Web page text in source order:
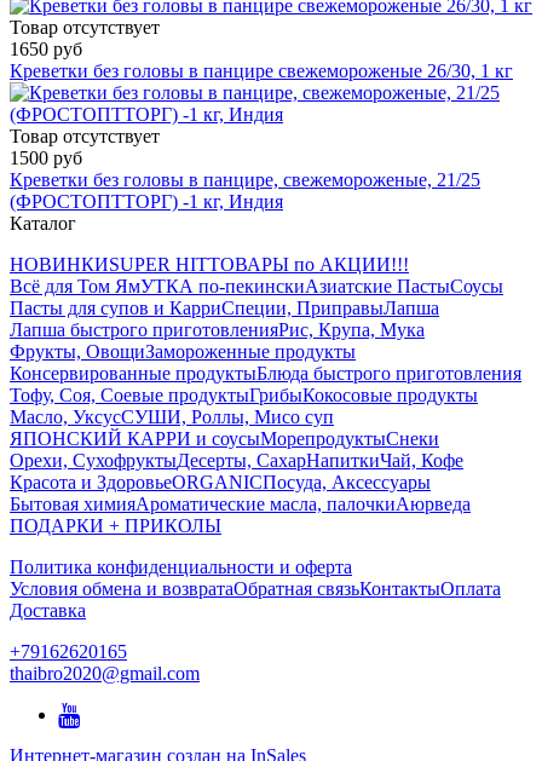
Товар отсутствует
1650 руб
Креветки без головы в панцире свежемороженые 26/30, 1 кг
Товар отсутствует
1500 руб
Креветки без головы в панцире, свежемороженые, 21/25
(ФРОСТОПТТОРГ) -1 кг, Индия
Каталог
НОВИНКИSUPER HITТОВАРЫ по АКЦИИ!!!
Всё для Том ЯмУТКА по-пекинскиАзиатские ПастыСоусы
Пасты для супов и КарриСпеции, ПриправыЛапша
Лапша быстрого приготовленияРис, Крупа, Мука
Фрукты, ОвощиЗамороженные продукты
Консервированные продуктыБлюда быстрого приготовления
Тофу, Соя, Соевые продуктыГрибыКокосовые продукты
Масло, УксусСУШИ, Роллы, Мисо суп
ЯПОНСКИЙ КАРРИ и соусыМорепродуктыСнеки
Орехи, СухофруктыДесерты, СахарНапиткиЧай, Кофе
Красота и ЗдоровьеORGANICПосуда, Аксессуары
Бытовая химияАроматические масла, палочкиАюрведа
ПОДАРКИ + ПРИКОЛЫ
Политика конфиденциальности и оферта
Условия обмена и возвратаОбратная связьКонтактыОплата
Доставка
+79162620165
thaibro2020@gmail.com
Интернет-магазин создан на InSales